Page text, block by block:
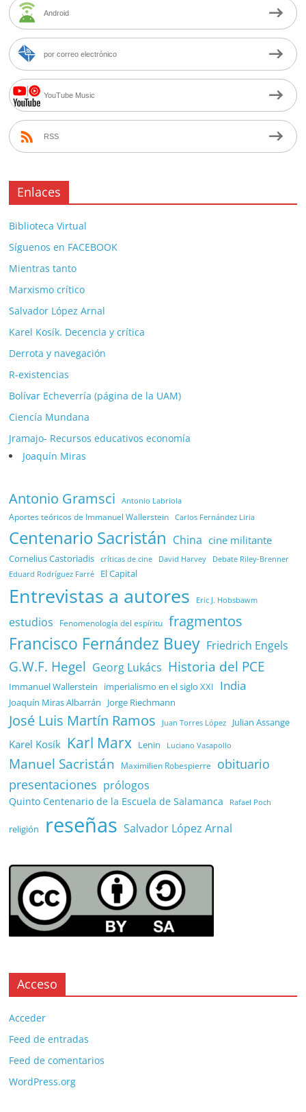
Android
por correo electrónico
YouTube Music
RSS
Enlaces
Biblioteca Virtual
Síguenos en FACEBOOK
Mientras tanto
Marxismo crítico
Salvador López Arnal
Karel Kosík. Decencia y crítica
Derrota y navegación
R-existencias
Bolívar Echeverría (página de la UAM)
Ciencía Mundana
Jramajo- Recursos educativos economía
Joaquín Miras
Antonio Gramsci Antonio Labriola
Aportes teóricos de Immanuel Wallerstein Carlos Fernández Liria
Centenario Sacristán China cine militante
Cornelius Castoriadis críticas de cine David Harvey Debate Riley-Brenner
Eduard Rodríguez Farré El Capital
Entrevistas a autores Eric J. Hobsbawm
estudios Fenomenología del espíritu fragmentos
Francisco Fernández Buey Friedrich Engels
G.W.F. Hegel Georg Lukács Historia del PCE
Immanuel Wallerstein imperialismo en el siglo XXI India
Joaquín Miras Albarrán Jorge Riechmann
José Luis Martín Ramos Juan Torres López Julian Assange
Karel Kosík Karl Marx Lenin Luciano Vasapollo
Manuel Sacristán Maximilien Robespierre
obituario
presentaciones prólogos
Quinto Centenario de la Escuela de Salamanca Rafael Poch
religión reseñas Salvador López Arnal
Acceso
Acceder
Feed de entradas
Feed de comentarios
WordPress.org